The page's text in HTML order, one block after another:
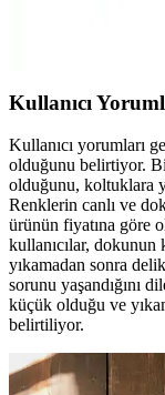
Kullanıcı
Kullanıcı yorumları
olduğunu belirtiyor.
olduğunu, koltuklara
Renklerin canlı ve
ürünün fiyatına göre
kullanıcılar, dokunun
yıkamadan sonra
sorunu yaşandığını
küçük olduğu ve
belirtiliyor.